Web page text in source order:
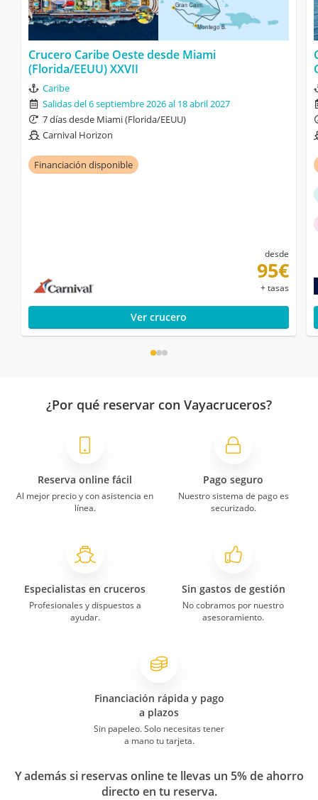
Crucero Caribe Oeste desde Miami
(Florida/EEUU) XXVII
Caribe
Salidas del 6 septiembre 2026 al 18 abril 2027
7 días desde Miami (Florida/EEUU)
Carnival Horizon
Financiación disponible
desde
95€
+ tasas
Ver crucero
¿Por qué reservar con Vayacruceros?
Reserva online fácil
Al mejor precio y con asistencia en
línea.
Pago seguro
Nuestro sistema de pago es
securizado.
Especialistas en cruceros
Profesionales y dispuestos a
ayudar.
Sin gastos de gestión
No cobramos por nuestro
asesoramiento.
Financiación rápida y pago
a plazos
Sin papeleo. Solo necesitas tener
a mano tu tarjeta.
Y además si reservas online te llevas un 5% de ahorro
directo en tu reserva.